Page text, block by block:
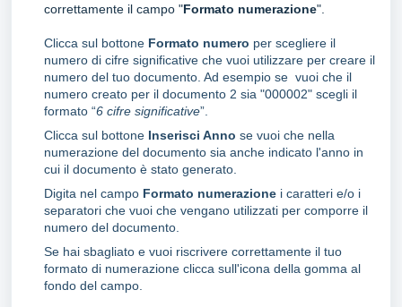
correttamente il campo "Formato numerazione".
Clicca sul bottone Formato numero per scegliere il
numero di cifre significative che vuoi utilizzare per creare il
numero del tuo documento. Ad esempio se vuoi che il
numero creato per il documento 2 sia "000002" scegli il
formato “6 cifre significative”.
Clicca sul bottone Inserisci Anno se vuoi che nella
numerazione del documento sia anche indicato l'anno in
cui il documento è stato generato.
Digita nel campo Formato numerazione i caratteri e/o i
separatori che vuoi che vengano utilizzati per comporre il
numero del documento.
Se hai sbagliato e vuoi riscrivere correttamente il tuo
formato di numerazione clicca sull'icona della gomma al
fondo del campo.